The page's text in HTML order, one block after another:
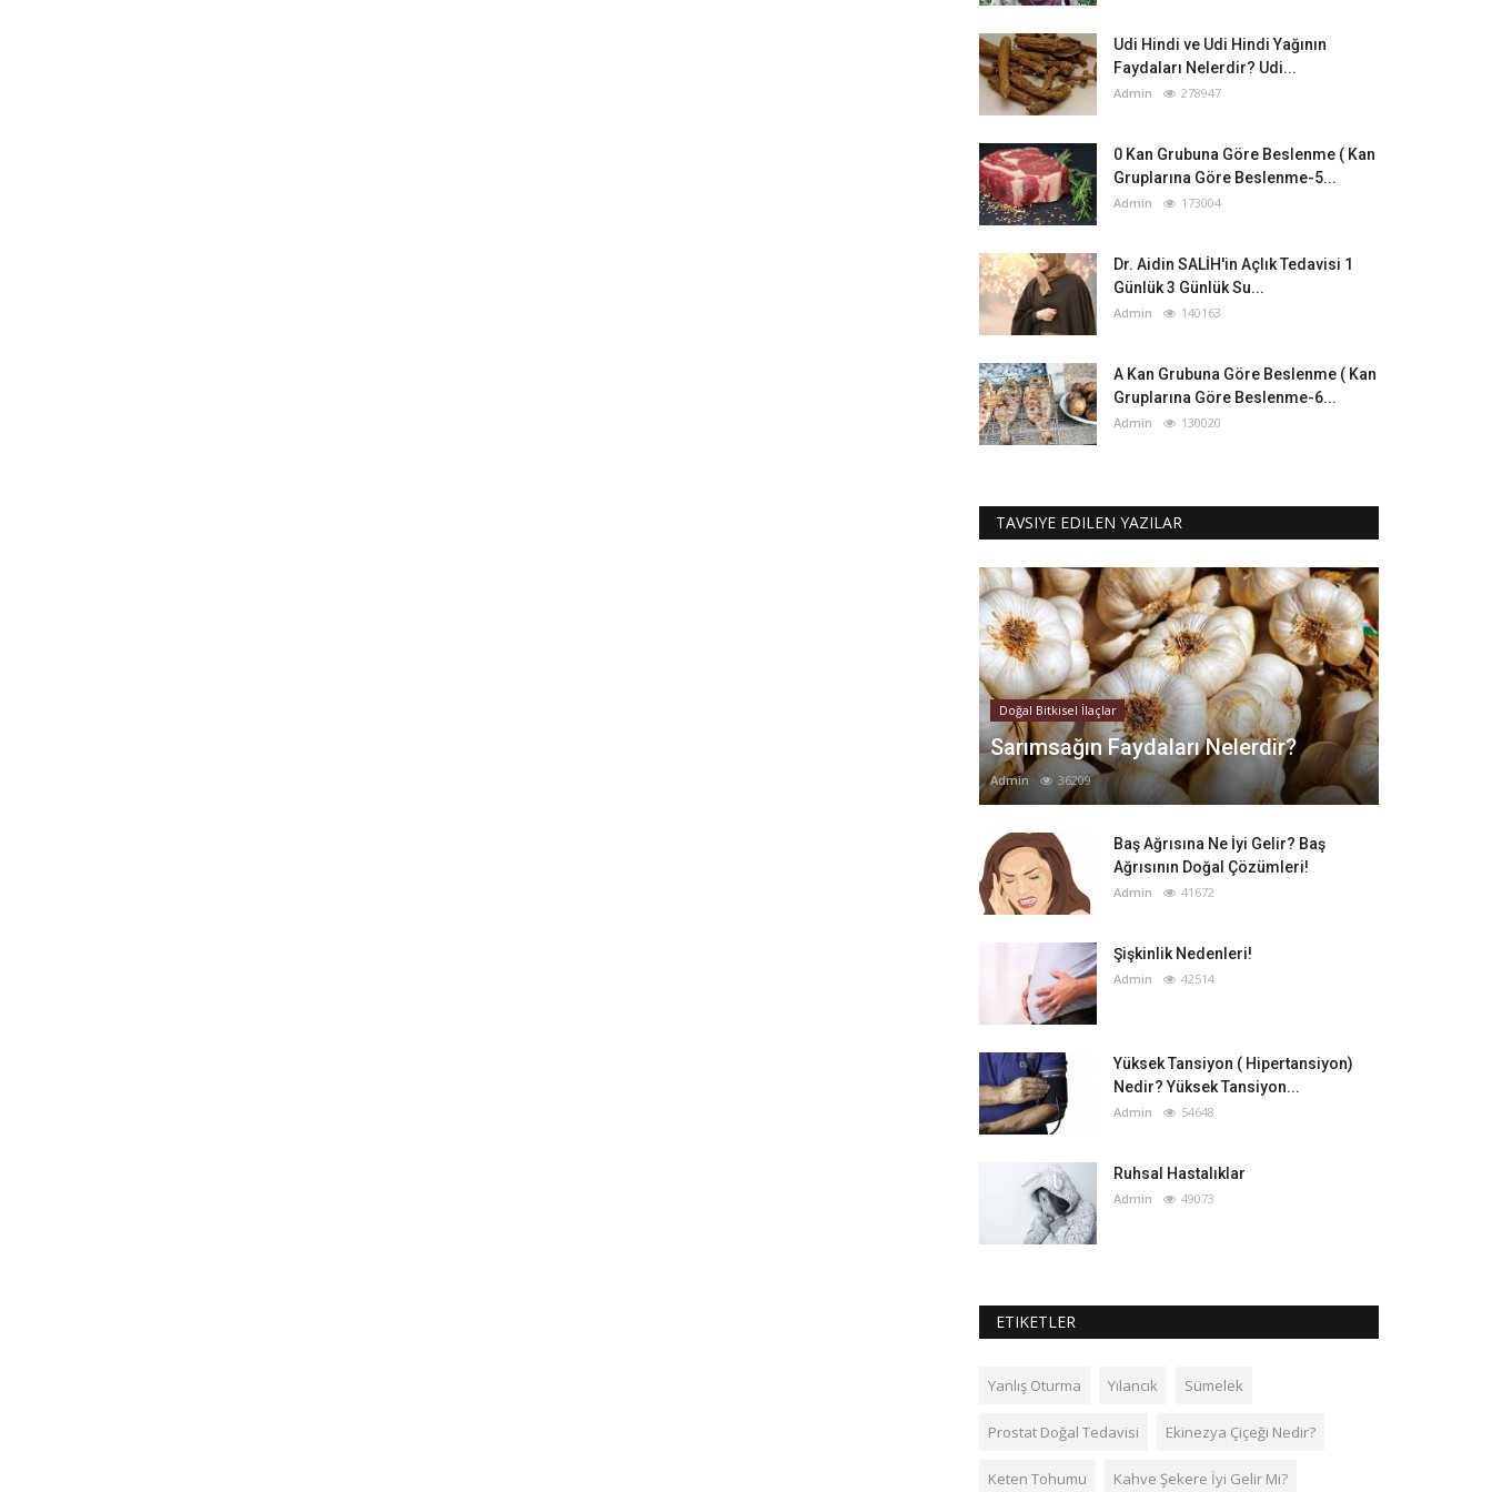
Udi Hindi ve Udi Hindi Yağının
Faydaları Nelerdir? Udi...
Admin 278947
0 Kan Grubuna Göre Beslenme ( Kan
Gruplarına Göre Beslenme-5...
Admin 173004
Dr. Aidin SALİH'in Açlık Tedavisi 1
Günlük 3 Günlük Su...
Admin 140163
A Kan Grubuna Göre Beslenme ( Kan
Gruplarına Göre Beslenme-6...
Admin 130020
TAVSIYE EDILEN YAZILAR
Doğal Bitkisel İlaçlar
Sarımsağın Faydaları Nelerdir?
Admin 36209
Baş Ağrısına Ne İyi Gelir? Baş
Ağrısının Doğal Çözümleri!
Admin 41672
Şişkinlik Nedenleri!
Admin 42514
Yüksek Tansiyon ( Hipertansiyon)
Nedir? Yüksek Tansiyon...
Admin 54648
Ruhsal Hastalıklar
Admin 49073
ETIKETLER
Yanlış Oturma Yılancık Sümelek
Prostat Doğal Tedavisi Ekinezya Çiçeği Nedir?
Keten Tohumu Kahve Şekere İyi Gelir Mi?